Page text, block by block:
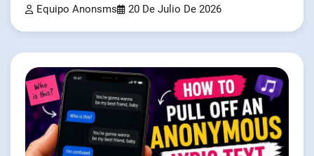
Equipo Anonsms 20 De Julio De 2026